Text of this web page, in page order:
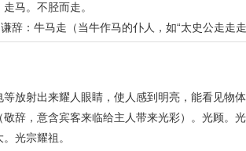
马。不胫而走。
谦辞：牛马走（当牛作马的仆人，如“太史公走走走
等放射出来耀人眼睛，使人感到明亮，能看见
敬辞，意含宾客来临给主人带来光彩）。光顾。光
光宗耀祖。